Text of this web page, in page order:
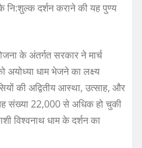
के नि:शुल्क दर्शन कराने की यह पुण्य
के अंतर्गत सरकार ने मार्च
धाम भेजने का लक्ष्य
की अद्वितीय आस्था, उत्साह, और
संख्या 22,000 से अधिक हो चुकी
विश्वनाथ धाम के दर्शन का